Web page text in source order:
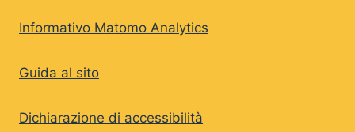
Informativo Matomo Analytics
Guida al sito
Dichiarazione di accessibilità